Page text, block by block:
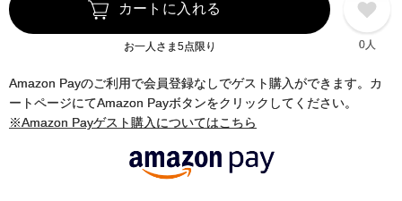
カートに入れる
お一人さま5点限り 0人
Amazon Payのご利用で会員登録なしでゲスト購入ができます。カ
ートページにてAmazon Payボタンをクリックしてください。
※Amazon Payゲスト購入についてはこちら